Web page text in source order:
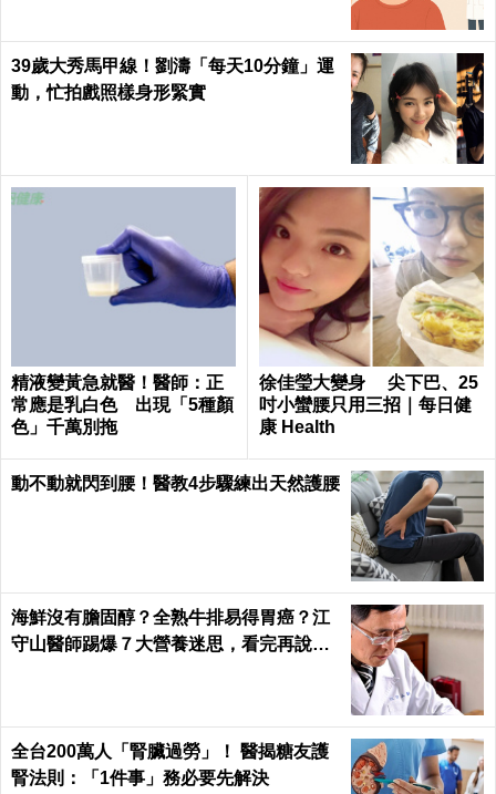
39歲大秀馬甲線！劉濤「每天10分鐘」運
動，忙拍戲照樣身形緊實
精液變黃急就醫！醫師：正
常應是乳白色 出現「5種顏
色」千萬別拖
徐佳瑩大變身 尖下巴、25
吋小蠻腰只用三招｜每日健
康 Health
動不動就閃到腰！醫教4步驟練出天然護腰
海鮮沒有膽固醇？全熟牛排易得胃癌？江
守山醫師踢爆７大營養迷思，看完再說你
全台200萬人「腎臟過勞」！ 醫揭糖友護
腎法則：「1件事」務必要先解決